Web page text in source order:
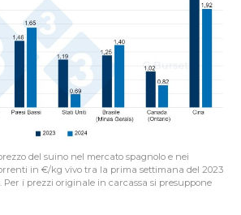
del suino nel mercato spagnolo e nei
in €/kg vivo tra la prima settimana del 2023
Per i prezzi originale in carcassa si presuppone